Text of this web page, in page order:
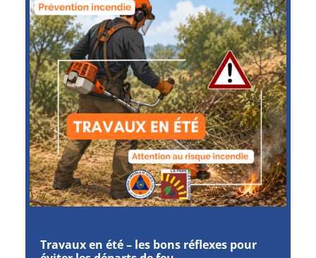
Travaux en été – les bons réflexes pour